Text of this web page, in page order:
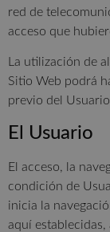
red de
acceso que
La utilización de
Sitio Web podrá
previo del
El Usuario
El acceso, la
condición de
inicia la
aquí